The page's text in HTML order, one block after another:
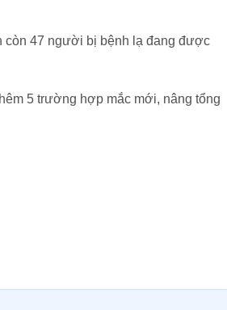
còn 47 người bị bệnh lạ đang được
5 trường hợp mắc mới, nâng tổng